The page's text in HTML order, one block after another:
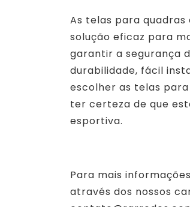
As telas para quadras
solução eficaz para
garantir a segurança
durabilidade, fácil
escolher as telas para
ter certeza de que
esportiva.
Para mais
através dos nossos